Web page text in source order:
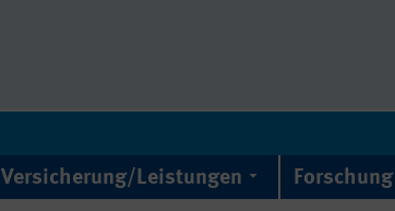
Versicherung/Leistungen Forschung